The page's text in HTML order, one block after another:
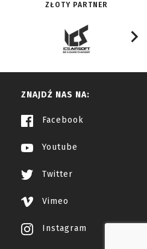
ZŁOTY PARTNER
ZNAJDŹ NAS NA:
Facebook
Youtube
Twitter
Vimeo
Instagram